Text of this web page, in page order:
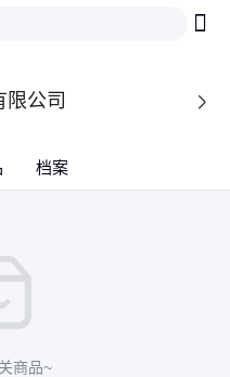
限公司 
档案
商品~